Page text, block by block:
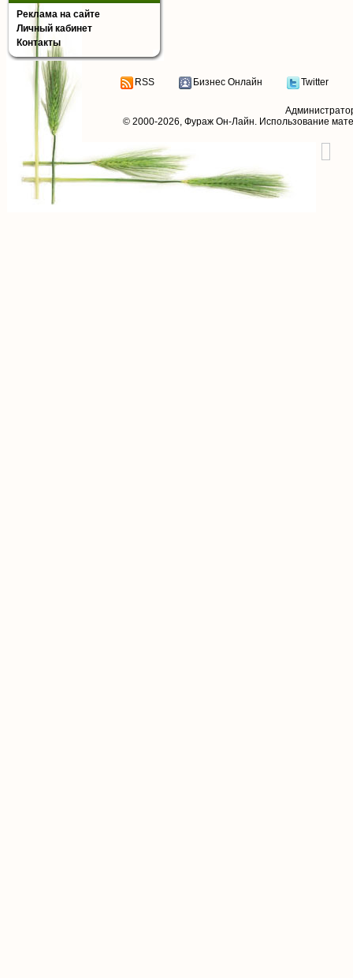
Реклама на сайте
Личный кабинет
Контакты
RSS Бизнес Онлайн Twitter
© 2000-2026, Фураж Он-Лайн. Использование